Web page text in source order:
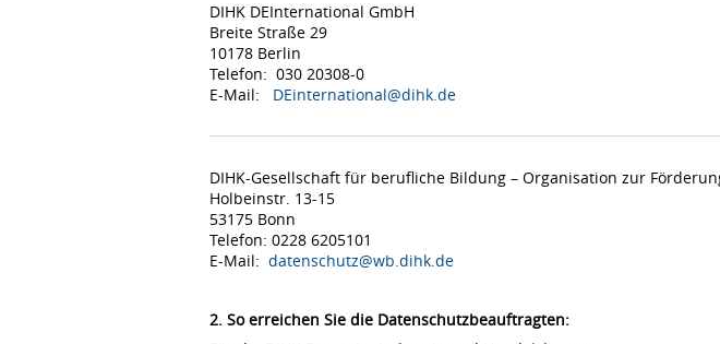
DIHK DEInternational GmbH
Breite Straße 29
10178 Berlin
Telefon: 030 20308-0
E-Mail: DEinternational@dihk.de
DIHK-Gesellschaft für berufliche Bildung – Organisation zur
Holbeinstr. 13-15
53175 Bonn
Telefon: 0228 6205101
E-Mail: datenschutz@wb.dihk.de
2. So erreichen Sie die Datenschutzbeauftragten: